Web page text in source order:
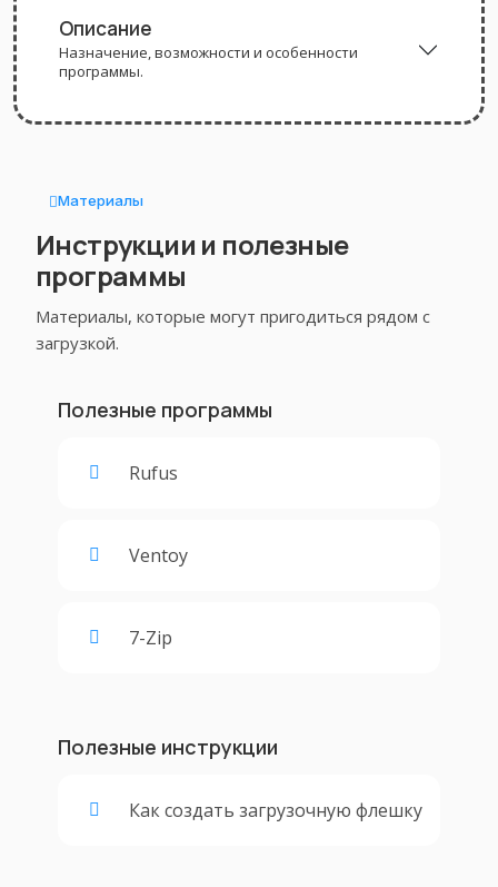
Описание
Назначение, возможности и особенности
программы.
Материалы
Инструкции и полезные
программы
Материалы, которые могут пригодиться рядом с
загрузкой.
Полезные программы
Rufus
Ventoy
7-Zip
Полезные инструкции
Как создать загрузочную флешку